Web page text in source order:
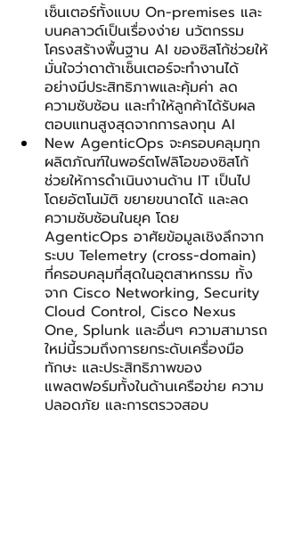
เซ็นเตอร์ทั้งแบบ On-premises และ
บนคลาวด์เป็นเรื่องง่าย นวัตกรรม
โครงสร้างพื้นฐาน AI ของซิสโก้ช่วยให้
มั่นใจว่าดาต้าเซ็นเตอร์จะทำงานได้
อย่างมีประสิทธิภาพและคุ้มค่า ลด
ความซับซ้อน และทำให้ลูกค้าได้รับผล
ตอบแทนสูงสุดจากการลงทุน AI
New AgenticOps จะครอบคลุมทุก
ผลิตภัณฑ์ในพอร์ตโฟลิโอของซิสโก้
ช่วยให้การดำเนินงานด้าน IT เป็นไป
โดยอัตโนมัติ ขยายขนาดได้ และลด
ความซับซ้อนในยุค โดย
AgenticOps อาศัยข้อมูลเชิงลึกจาก
ระบบ Telemetry (cross-domain)
ที่ครอบคลุมที่สุดในอุตสาหกรรม ทั้ง
จาก Cisco Networking, Security
Cloud Control, Cisco Nexus
One, Splunk และอื่นๆ ความสามารถ
ใหม่นี้รวมถึงการยกระดับเครื่องมือ
ทักษะ และประสิทธิภาพของ
แพลตฟอร์มทั้งในด้านเครือข่าย ความ
ปลอดภัย และการตรวจสอบ